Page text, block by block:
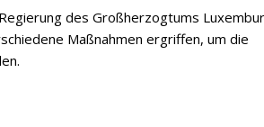
des Großherzogtums
Maßnahmen ergriffen, um die